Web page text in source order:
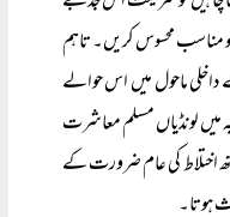
کو مناسب محسوس کریں۔ تاہم
داخلی ماحول میں اس حوالے
میں لونڈیاں مسلم معاشرت
اختلاط کی عام ضرورت کے
ہوتا۔